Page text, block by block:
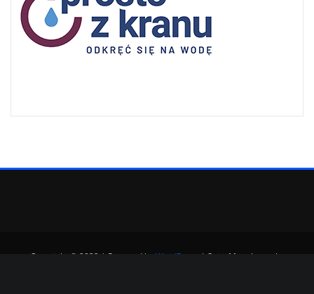
Copyright © 2022 | Powered by WordPress | SpiceMag theme by